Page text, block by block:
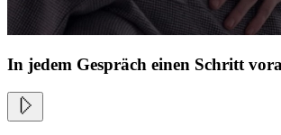
In jedem Gespräch einen Schritt